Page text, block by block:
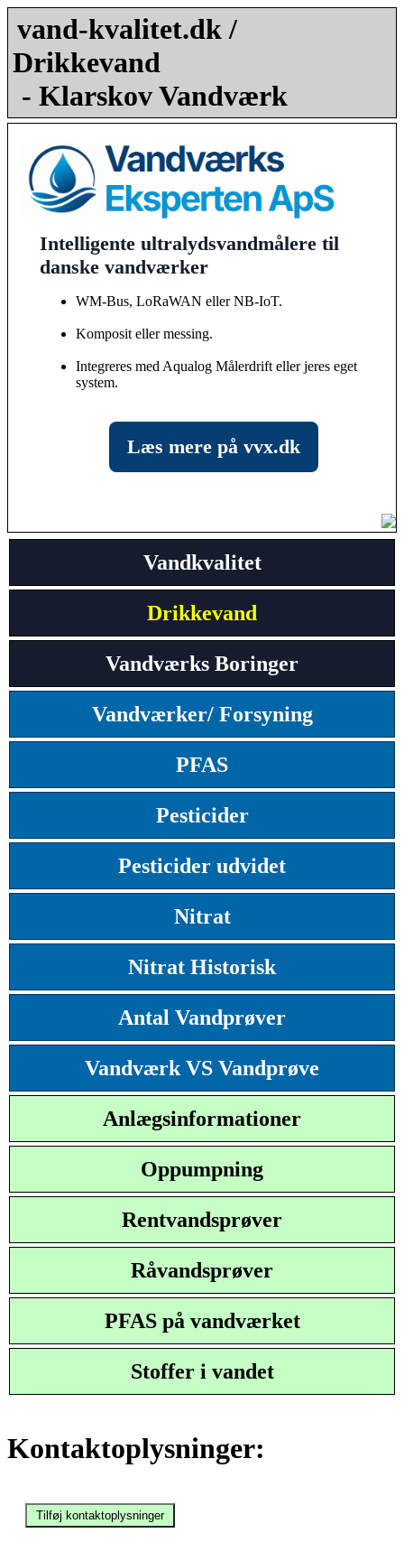
vand-kvalitet.dk /
Drikkevand
- Klarskov Vandværk
Intelligente ultralydsvandmålere til
danske vandværker
WM-Bus, LoRaWAN eller NB-IoT.
Komposit eller messing.
Integreres med Aqualog Målerdrift eller jeres eget
system.
Læs mere på vvx.dk
Vandkvalitet
Drikkevand
Vandværks Boringer
Vandværker/ Forsyning
PFAS
Pesticider
Pesticider udvidet
Nitrat
Nitrat Historisk
Antal Vandprøver
Vandværk VS Vandprøve
Anlægsinformationer
Oppumpning
Rentvandsprøver
Råvandsprøver
PFAS på vandværket
Stoffer i vandet
Kontaktoplysninger: